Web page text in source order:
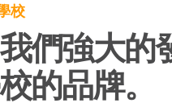
校
們強大的
的品牌。